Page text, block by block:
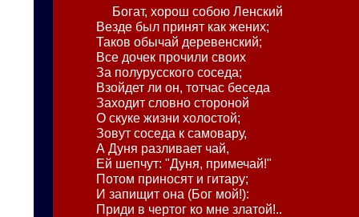
Богат, хорош собою Ленский
Везде был принят как жених;
Таков обычай деревенский;
Все дочек прочили своих
За полурусского соседа;
Взойдет ли он, тотчас беседа
Заходит словно стороной
О скуке жизни холостой;
Зовут соседа к самовару,
А Дуня разливает чай,
Ей шепчут: "Дуня, примечай!"
Потом приносят и гитару;
И запищит она (Бог мой!):
Приди в чертог ко мне златой!..